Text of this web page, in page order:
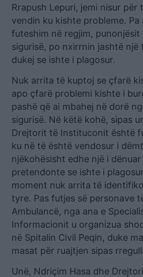
Rrapush Lepuri, jemi nisur për
vendin ku kishte probleme.
futeshim në regjim,
sigurisë, po nxirrnin jashtë një
dukej se ishte i plagosur.
Nuk arrita të kuptoj se çfarë
apo çfarë problemi kishte i
pashë që ai mbahej në dorë
sigurisë. Në këtë kohë, sipas
Drejtorit të Instituconit është
ku në të është vendosur i
njëkohësisht edhe një i
pretendonte se ishte i
moment nuk arrita të
tyre. Pas futjes së personave
Ambulancë, nga ana e
Informacionit u organizua
në Spitalin Civil Peqin, duke
masat për ruajtjen sipas
Unë, Ndriçim Hasa dhe